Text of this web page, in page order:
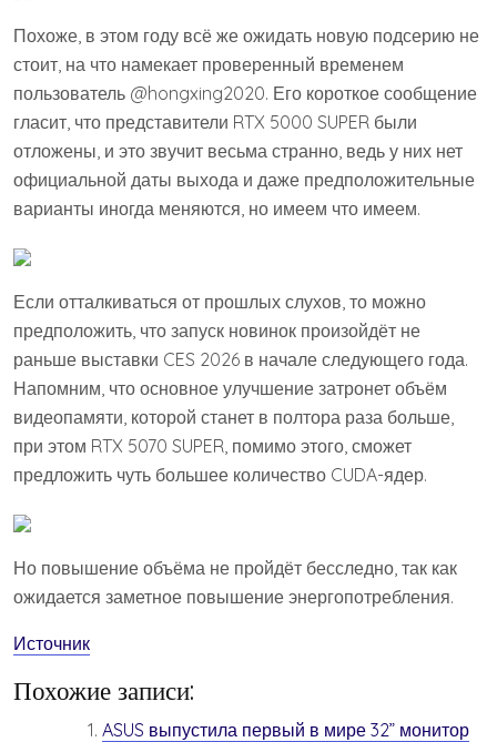
Похоже, в этом году всё же ожидать новую подсерию не
стоит, на что намекает проверенный временем
пользователь @hongxing2020. Его короткое сообщение
гласит, что представители RTX 5000 SUPER были
отложены, и это звучит весьма странно, ведь у них нет
официальной даты выхода и даже предположительные
варианты иногда меняются, но имеем что имеем.
Если отталкиваться от прошлых слухов, то можно
предположить, что запуск новинок произойдёт не
раньше выставки CES 2026 в начале следующего года.
Напомним, что основное улучшение затронет объём
видеопамяти, которой станет в полтора раза больше,
при этом RTX 5070 SUPER, помимо этого, сможет
предложить чуть большее количество CUDA-ядер.
Но повышение объёма не пройдёт бесследно, так как
ожидается заметное повышение энергопотребления.
Источник
Похожие записи:
ASUS выпустила первый в мире 32” монитор